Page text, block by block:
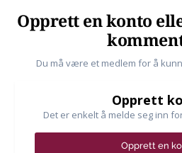
Opprett en konto
Du må være et medlem for å
Opprett
Det er enkelt å melde seg inn
Opprett en